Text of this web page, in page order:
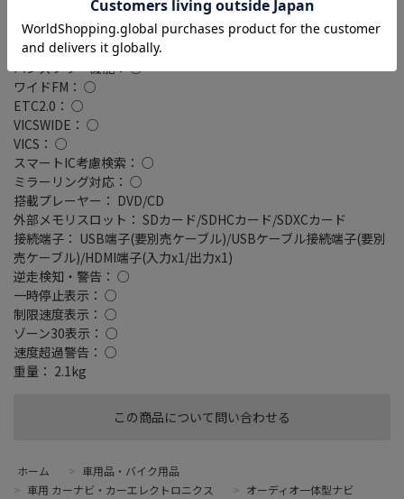
この商品について問い合わせる
4x4地デジチューナー： ○
バックカメラ： 別売
Bluetooth： Bluetooth 4.2+EDR
ハンズフリー機能： ○
ワイドFM： ○
ETC2.0： ○
VICSWIDE： ○
VICS： ○
スマートIC考慮検索： ○
ミラーリング対応： ○
搭載プレーヤー： DVD/CD
外部メモリスロット： SDカード/SDHCカード/SDXCカード
接続端子： USB端子(要別売ケーブル)/USBケーブル接続端子(要別
売ケーブル)/HDMI端子(入力x1/出力x1)
逆走検知・警告： ○
一時停止表示： ○
制限速度表示： ○
ゾーン30表示： ○
速度超過警告： ○
重量： 2.1kg
ホーム > 車用品・バイク用品
> 車用 カーナビ・カーエレクトロニクス > オーディオ一体型ナビ